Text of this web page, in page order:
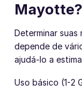
Mayotte?
Determinar
depende de
ajudá-lo a
Uso básico (1-2